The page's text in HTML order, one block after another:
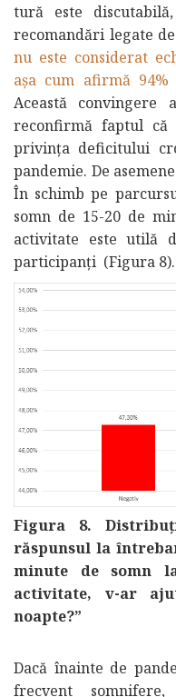
tură este
recomandări legate
nu este considerat
așa cum afirmă
Această
reconfirmă faptul că
privința deficitului
pandemie. De
În schimb pe
somn de 15-20 de
activitate este utilă
participanți (Figura 8).
Figura 8.
răspunsul la
minute de somn
activitate, v-ar
noapte?”
Dacă înainte de
frecvent